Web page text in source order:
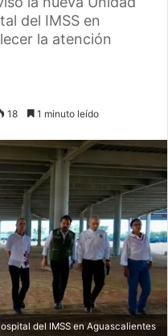
del IMSS en
la atención
18 1 minuto leído
del IMSS en Aguascalientes